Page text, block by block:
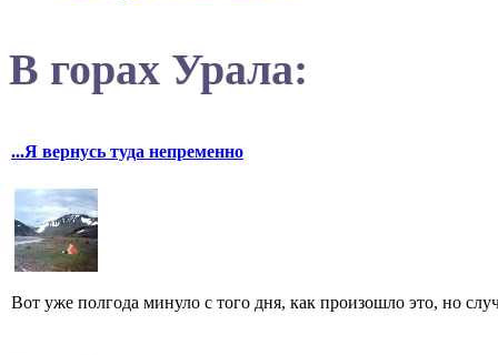
В горах Урала:
...Я вернусь туда непременно
Вот уже полгода минуло с того дня, как произошло это, но